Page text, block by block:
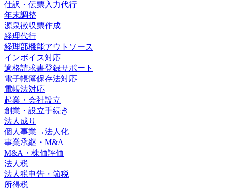
仕訳・伝票入力代行
年末調整
源泉徴収票作成
経理代行
経理部機能アウトソース
インボイス対応
適格請求書登録サポート
電子帳簿保存法対応
電帳法対応
起業・会社設立
創業・設立手続き
法人成り
個人事業→法人化
事業承継・M&A
M&A・株価評価
法人税
法人税申告・節税
所得税